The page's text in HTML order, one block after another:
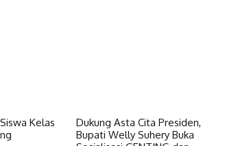
Kelas
Dukung Asta Cita Presiden,
Bupati Welly Suhery Buka